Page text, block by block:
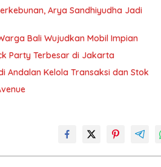
Arya Sandhiyudha Jadi
Bali Wujudkan Mobil Impian
Party Terbesar di Jakarta
Andalan Kelola Transaksi dan Stok